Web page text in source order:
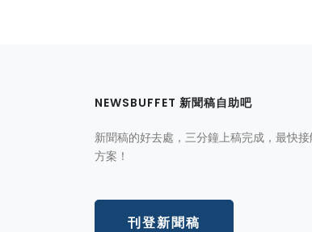
NEWSBUFFET 新聞稿自助吧
新聞稿的好去處，三分鐘上稿完成，最快
方案！
刊登新聞稿